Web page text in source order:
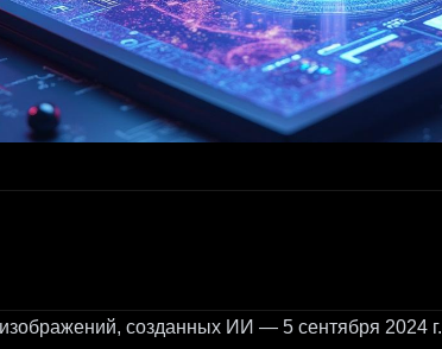
созданных ИИ — 5 сентября 2024 г.